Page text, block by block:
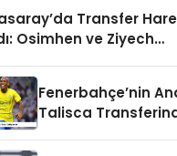
Transfer
Osimhen ve Ziyech
Fenerbahçe’nin
Talisca